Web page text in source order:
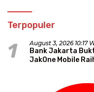
Terpopuler
1 August 3, 2026 10:17
Bank Jakarta
JakOne Mobile